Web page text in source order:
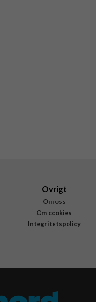
Övrigt
Om oss
Om cookies
Integritetspolicy